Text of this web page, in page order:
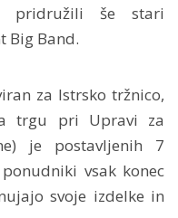
pridružili še stari
Big Band.
za Istrsko tržnico,
trgu pri Upravi za
je postavljenih 7
vsak konec
svoje izdelke in